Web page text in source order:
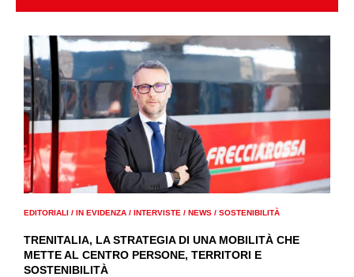
EDITORIALI / IN EVIDENZA / INTERVISTE / NEWS / SOSTENIBILITÀ
TRENITALIA, LA STRATEGIA DI UNA MOBILITÀ CHE
METTE AL CENTRO PERSONE, TERRITORI E
SOSTENIBILITÀ